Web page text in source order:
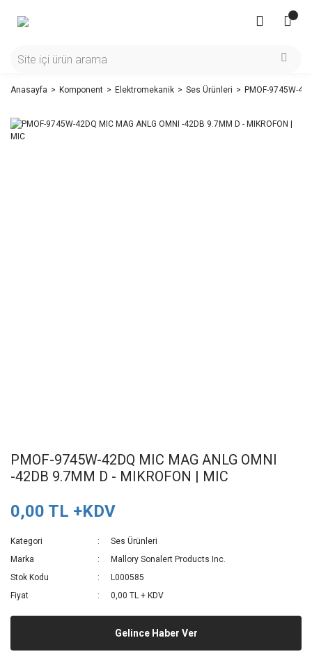
Anasayfa Komponent Elektromekanik Ses Ürünleri PMOF-9745W-
PMOF-9745W-42DQ MIC MAG ANLG OMNI
-42DB 9.7MM D - MIKROFON | MIC
0,00 TL +KDV
Kategori
Ses Ürünleri
Marka
Mallory Sonalert Products Inc.
Stok Kodu
L000585
Fiyat
0,00 TL + KDV
Gelince Haber Ver